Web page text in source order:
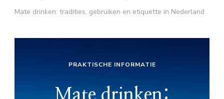
Mate drinken: tradities, gebruiken en etiquette in Nederland
PRAKTISCHE INFORMATIE
Mate drinken: